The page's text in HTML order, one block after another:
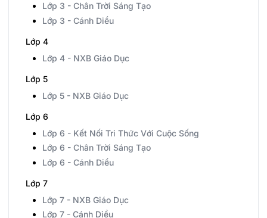
Lớp 3 - Chân Trời Sáng Tạo
Lớp 3 - Cánh Diều
Lớp 4
Lớp 4 - NXB Giáo Dục
Lớp 5
Lớp 5 - NXB Giáo Dục
Lớp 6
Lớp 6 - Kết Nối Tri Thức Với Cuộc Sống
Lớp 6 - Chân Trời Sáng Tạo
Lớp 6 - Cánh Diều
Lớp 7
Lớp 7 - NXB Giáo Dục
Lớp 7 - Cánh Diều